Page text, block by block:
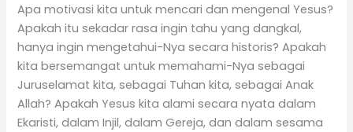
Apa motivasi kita untuk mencari dan mengenal Yesus?
Apakah itu sekadar rasa ingin tahu yang dangkal,
hanya ingin mengetahui-Nya secara historis? Apakah
kita bersemangat untuk memahami-Nya sebagai
Juruselamat kita, sebagai Tuhan kita, sebagai Anak
Allah? Apakah Yesus kita alami secara nyata dalam
Ekaristi, dalam Injil, dalam Gereja, dan dalam sesama